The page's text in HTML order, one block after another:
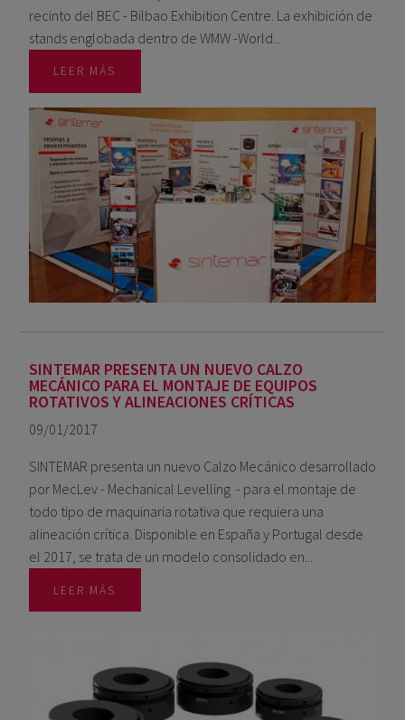
recinto del BEC - Bilbao Exhibition Centre. La exhibición de
stands englobada dentro de WMW -World...
LEER MÁS
SINTEMAR PRESENTA UN NUEVO CALZO
MECÁNICO PARA EL MONTAJE DE EQUIPOS
ROTATIVOS Y ALINEACIONES CRÍTICAS
09/01/2017
SINTEMAR presenta un nuevo Calzo Mecánico desarrollado
por MecLev - Mechanical Levelling - para el montaje de
todo tipo de maquinaria rotativa que requiera una
alineación crítica. Disponible en España y Portugal desde
el 2017, se trata de un modelo consolidado en...
LEER MÁS